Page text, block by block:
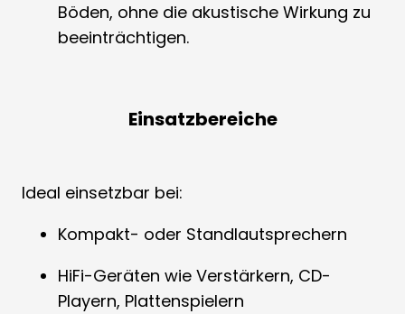
Böden, ohne die akustische Wirkung zu
beeinträchtigen.
Einsatzbereiche
Ideal einsetzbar bei:
Kompakt- oder Standlautsprechern
HiFi-Geräten wie Verstärkern, CD-
Playern, Plattenspielern